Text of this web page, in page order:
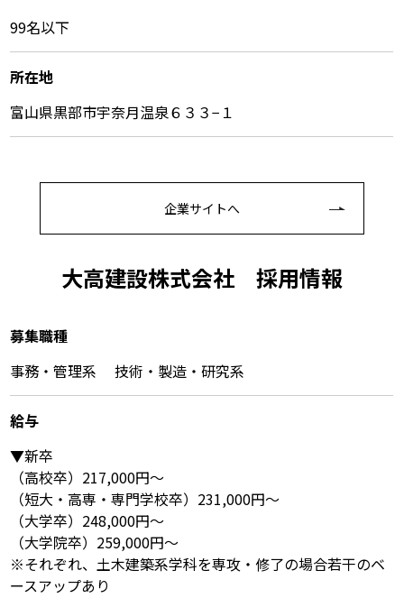
99名以下
所在地
富山県黒部市宇奈月温泉６３３−１
企業サイトへ
大高建設株式会社 採⽤情報
募集職種
事務・管理系 技術・製造・研究系
給与
▼新卒
（高校卒）217,000円～
（短大・高専・専門学校卒）231,000円～
（大学卒）248,000円～
（大学院卒）259,000円～
※それぞれ、土木建築系学科を専攻・修了の場合若干のベ
ースアップあり